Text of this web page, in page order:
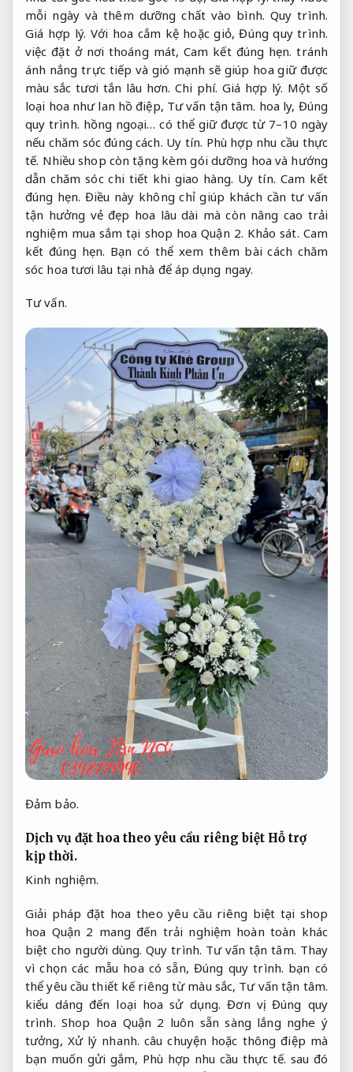
mỗi ngày và thêm dưỡng chất vào bình. Quy trình.
Giá hợp lý. Với hoa cắm kệ hoặc giỏ,Đúng quy trình.
việc đặt ở nơi thoáng mát,Cam kết đúng hẹn. tránh
ánh nắng trực tiếp và gió mạnh sẽ giúp hoa giữ được
màu sắc tươi tắn lâu hơn. Chi phí. Giá hợp lý. Một số
loại hoa như lan hồ điệp, Tư vấn tận tâm. hoa ly, Đúng
quy trình. hồng ngoại… có thể giữ được từ 7–10 ngày
nếu chăm sóc đúng cách. Uy tín. Phù hợp nhu cầu thực
tế. Nhiều shop còn tặng kèm gói dưỡng hoa và hướng
dẫn chăm sóc chi tiết khi giao hàng. Uy tín. Cam kết
đúng hẹn. Điều này không chỉ giúp khách cần tư vấn
tận hưởng vẻ đẹp hoa lâu dài mà còn nâng cao trải
nghiệm mua sắm tại shop hoa Quận 2. Khảo sát. Cam
kết đúng hẹn. Bạn có thể xem thêm bài cách chăm
sóc hoa tươi lâu tại nhà để áp dụng ngay.
Tư vấn.
Đảm bảo.
Dịch vụ đặt hoa theo yêu cầu riêng biệt Hỗ trợ
kịp thời.
Kinh nghiệm.
Giải pháp đặt hoa theo yêu cầu riêng biệt tại shop
hoa Quận 2 mang đến trải nghiệm hoàn toàn khác
biệt cho người dùng.Quy trình. Tư vấn tận tâm. Thay
vì chọn các mẫu hoa có sẵn,Đúng quy trình. bạn có
thể yêu cầu thiết kế riêng từ màu sắc, Tư vấn tận tâm.
kiểu dáng đến loại hoa sử dụng.Đơn vị. Đúng quy
trình. Shop hoa Quận 2 luôn sẵn sàng lắng nghe ý
tưởng, Xử lý nhanh. câu chuyện hoặc thông điệp mà
bạn muốn gửi gắm, Phù hợp nhu cầu thực tế. sau đó